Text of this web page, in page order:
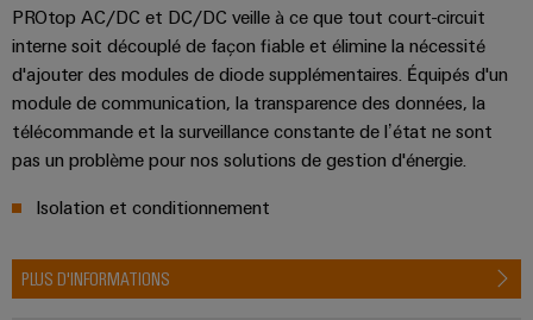
Configurator
Ingénierie
numérique
d'un niveau
supérieur -
intuitive,
simple,
rapide
PROtop AC/DC et DC/DC veille à ce que tout court-circuit
interne soit découplé de façon fiable et élimine la nécessité
d'ajouter des modules de diode supplémentaires. Équipés d'un
module de communication, la transparence des données, la
télécommande et la surveillance constante de l’état ne sont
pas un problème pour nos solutions de gestion d'énergie.
Isolation et conditionnement
PLUS D'INFORMATIONS